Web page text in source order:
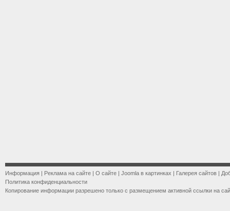
Информация | Реклама на сайте | О сайте | Joomla в картинках | Галерея сайтов |
Политика конфиденциальности
Копирование информации разрешено только с размещением активной ссылки на